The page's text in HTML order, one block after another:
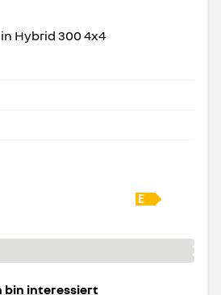
Hybrid 300 4x4
bin interessiert